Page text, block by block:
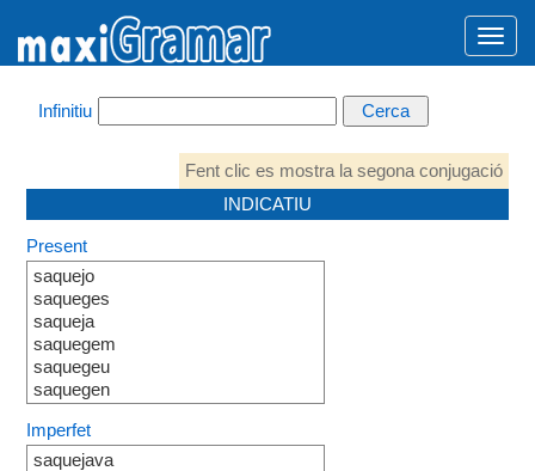
Infinitiu
Fent clic es mostra la segona conjugació
INDICATIU
Present
saquejo
saqueges
saqueja
saquegem
saquegeu
saquegen
Imperfet
saquejava